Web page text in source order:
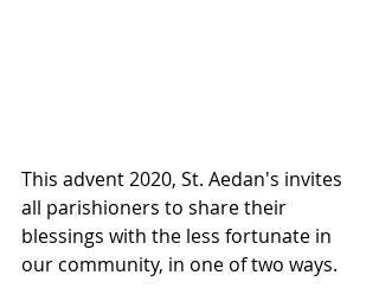
This advent 2020, St. Aedan's invites
all parishioners to share their
blessings with the less fortunate in
our community, in one of two ways.